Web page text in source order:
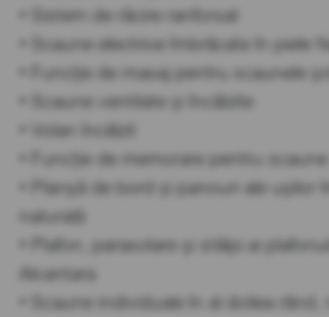
• Sistem de răcire ranforsat
• Scaune electrice îmbrăcate în piele
• Funcție de masaj pentru scaunele
• Scaune ventilate și încălzite
• Volan încălzit
• Funcție de memorare pentru scaune
• Planșă de bord și panouri ale ușilor
naturală
• Plafon, parasolare și stâlpi ai
Alcantara
• Scaune individuale în al doilea